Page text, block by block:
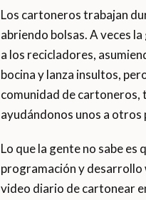
Los cartoneros trabajan
abriendo bolsas. A veces
a los recicladores,
bocina y lanza insultos,
comunidad de cartoneros,
ayudándonos unos a otros
Lo que la gente no sabe es
programación y desarrollo
video diario de cartonear